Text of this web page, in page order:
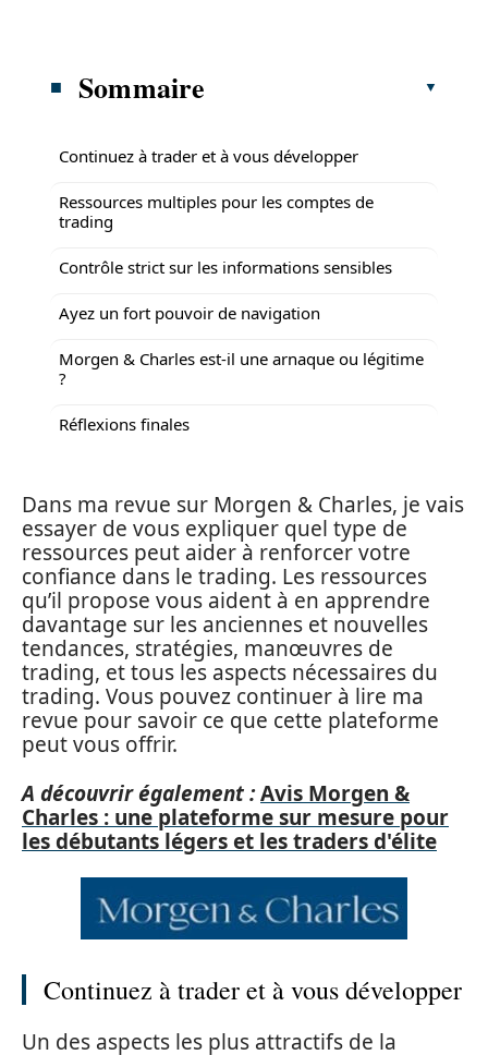
Sommaire
Continuez à trader et à vous développer
Ressources multiples pour les comptes de
trading
Contrôle strict sur les informations sensibles
Ayez un fort pouvoir de navigation
Morgen & Charles est-il une arnaque ou légitime
?
Réflexions finales
Dans ma revue sur Morgen & Charles, je vais
essayer de vous expliquer quel type de
ressources peut aider à renforcer votre
confiance dans le trading. Les ressources
qu’il propose vous aident à en apprendre
davantage sur les anciennes et nouvelles
tendances, stratégies, manœuvres de
trading, et tous les aspects nécessaires du
trading. Vous pouvez continuer à lire ma
revue pour savoir ce que cette plateforme
peut vous offrir.
A découvrir également :Avis Morgen &
Charles : une plateforme sur mesure pour
les débutants légers et les traders d'élite
Continuez à trader et à vous développer
Un des aspects les plus attractifs de la